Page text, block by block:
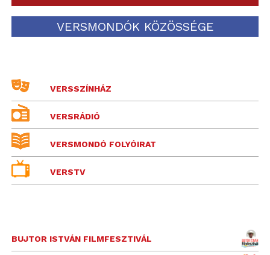
VERSMONDÓK KÖZÖSSÉGE
VERSSZÍNHÁZ
VERSRÁDIÓ
VERSMONDÓ FOLYÓIRAT
VERSTV
BUJTOR ISTVÁN FILMFESZTIVÁL